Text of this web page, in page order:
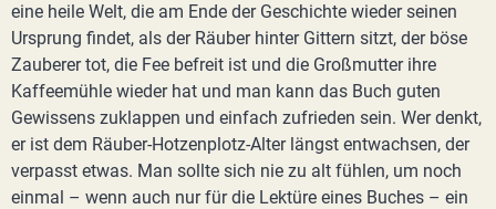
eine heile Welt, die am Ende der Geschichte wieder seinen
Ursprung findet, als der Räuber hinter Gittern sitzt, der böse
Zauberer tot, die Fee befreit ist und die Großmutter ihre
Kaffeemühle wieder hat und man kann das Buch guten
Gewissens zuklappen und einfach zufrieden sein. Wer denkt,
er ist dem Räuber-Hotzenplotz-Alter längst entwachsen, der
verpasst etwas. Man sollte sich nie zu alt fühlen, um noch
einmal – wenn auch nur für die Lektüre eines Buches – ein